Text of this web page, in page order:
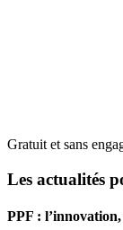
Gratuit et sans
Les actualités
PPF :